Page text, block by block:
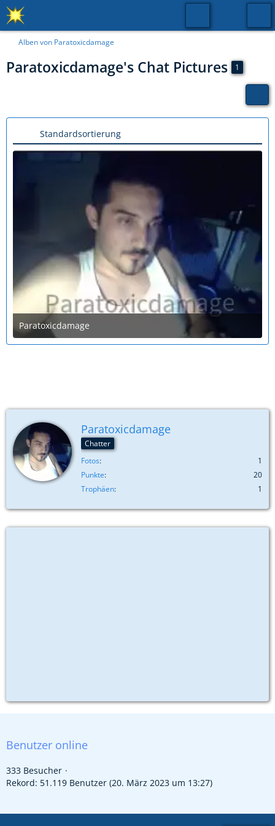
Alben von Paratoxicdamage
Paratoxicdamage's Chat Pictures 1
Standardsortierung
Paratoxicdamage
16. Oktober 2015 um 02:47
Paratoxicdamage
Chatter
Fotos
1
Punkte
20
Trophäen
1
Benutzer online
333 Besucher
Rekord: 51.119 Benutzer (20. März 2023 um 13:27)